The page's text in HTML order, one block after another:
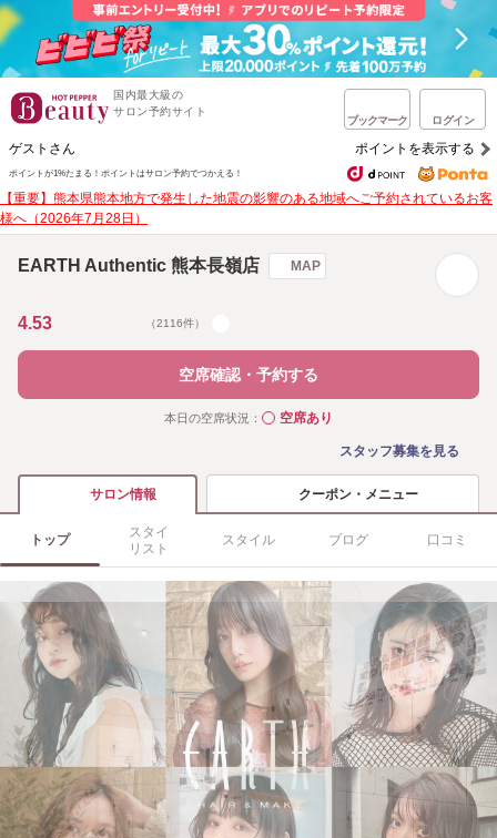
国内最大級の
サロン予約サイト
ブックマーク ログイン
ゲストさん ポイントを表示する
ポイントが1%たまる！ ポイントはサロン予約でつかえる！
【重要】熊本県熊本地方で発生した地震の影響のある地域へご予約されているお客
様へ（2026年7月28日）
EARTH Authentic 熊本長嶺店 MAP
4.53 （2116件）
空席確認・予約する
本日の空席状況： ◯空席あり
スタッフ募集を見る
サロン情報 クーポン・メニュー
トップ
スタイ
リスト
スタイル ブログ 口コミ